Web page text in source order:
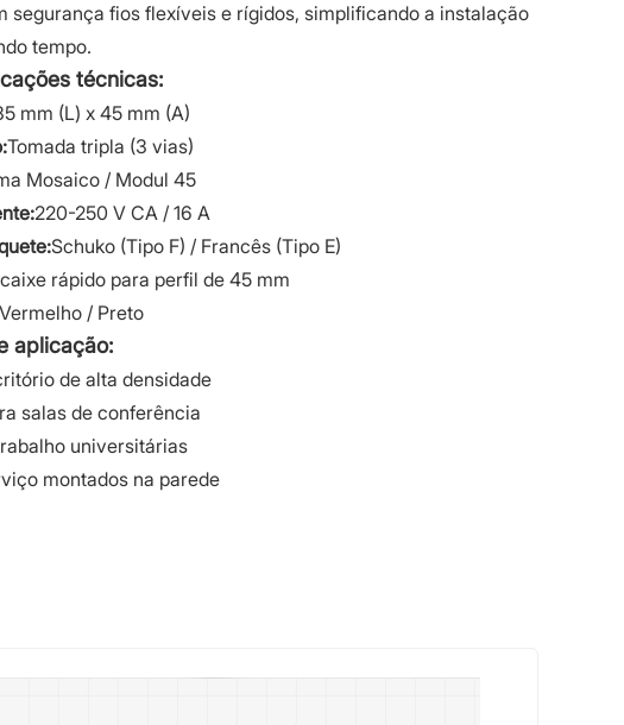
segurança fios flexíveis e rígidos, simplificando a instalação
tempo.
técnicas:
mm (L) x 45 mm (A)
Tomada tripla (3 vias)
Mosaico / Modul 45
220-250 V CA / 16 A
Schuko (Tipo F) / Francês (Tipo E)
rápido para perfil de 45 mm
/ Preto
aplicação:
de alta densidade
salas de conferência
universitárias
montados na parede